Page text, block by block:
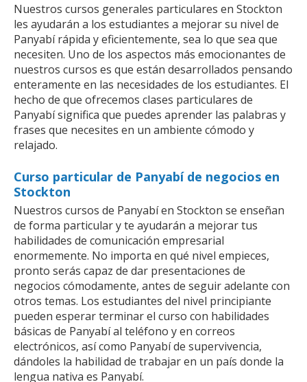
Nuestros cursos generales particulares en Stockton
les ayudarán a los estudiantes a mejorar su nivel de
Panyabí rápida y eficientemente, sea lo que sea que
necesiten. Uno de los aspectos más emocionantes de
nuestros cursos es que están desarrollados pensando
enteramente en las necesidades de los estudiantes. El
hecho de que ofrecemos clases particulares de
Panyabí significa que puedes aprender las palabras y
frases que necesites en un ambiente cómodo y
relajado.
Curso particular de Panyabí de negocios en
Stockton
Nuestros cursos de Panyabí en Stockton se enseñan
de forma particular y te ayudarán a mejorar tus
habilidades de comunicación empresarial
enormemente. No importa en qué nivel empieces,
pronto serás capaz de dar presentaciones de
negocios cómodamente, antes de seguir adelante con
otros temas. Los estudiantes del nivel principiante
pueden esperar terminar el curso con habilidades
básicas de Panyabí al teléfono y en correos
electrónicos, así como Panyabí de supervivencia,
dándoles la habilidad de trabajar en un país donde la
lengua nativa es Panyabí.